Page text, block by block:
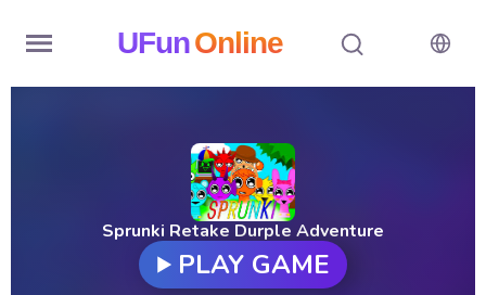
UFunOnline
Sprunki Retake Durple Adventure
PLAY GAME